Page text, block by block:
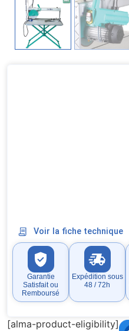
Voir la fiche technique
Garantie
Satisfait ou
Remboursé
Expédition sous
48 / 72h
[alma-product-eligibility]